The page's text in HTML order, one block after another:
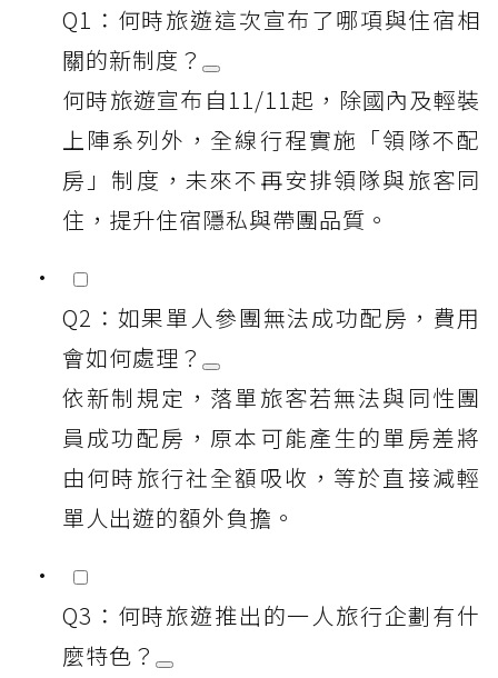
Q1：何時旅遊這次宣布了哪項與住宿相
關的新制度？
何時旅遊宣布自11/11起，除國內及輕裝
上陣系列外，全線行程實施「領隊不配
房」制度，未來不再安排領隊與旅客同
住，提升住宿隱私與帶團品質。
Q2：如果單人參團無法成功配房，費用
會如何處理？
依新制規定，落單旅客若無法與同性團
員成功配房，原本可能產生的單房差將
由何時旅行社全額吸收，等於直接減輕
單人出遊的額外負擔。
Q3：何時旅遊推出的一人旅行企劃有什
麼特色？